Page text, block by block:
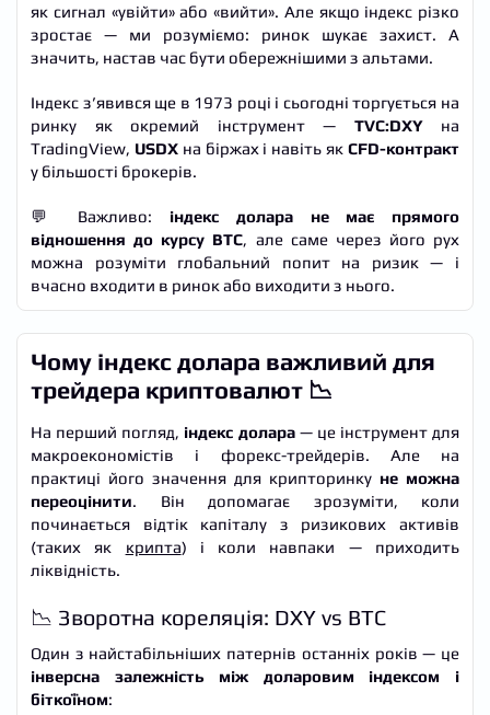
як сигнал «увійти» або «вийти». Але якщо індекс різко
зростає — ми розуміємо: ринок шукає захист. А
значить, настав час бути обережнішими з альтами.
Індекс з’явився ще в 1973 році і сьогодні торгується на
ринку як окремий інструмент — TVC:DXYна
TradingView, USDXна біржах і навіть якCFD-контракт
у більшості брокерів.
💬 Важливо: індекс долара не має прямого
відношення до курсу BTC, але саме через його рух
можна розуміти глобальний попит на ризик — і
вчасно входити в ринок або виходити з нього.
Чому індекс долара важливий для
трейдера криптовалют 📉
На перший погляд, індекс долара— це інструмент для
макроекономістів і форекс-трейдерів. Але на
практиці його значення для крипторинку не можна
переоцінити. Він допомагає зрозуміти, коли
починається відтік капіталу з ризикових активів
(таких як крипта) і коли навпаки — приходить
ліквідність.
📉 Зворотна кореляція: DXY vs BTC
Один з найстабільніших патернів останніх років — це
інверсна залежність між доларовим індексом і
біткоїном: